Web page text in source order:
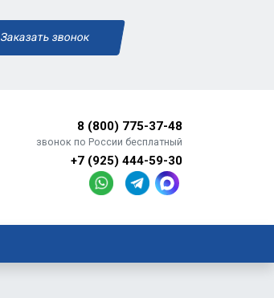
Заказать звонок
8 (800) 775-37-48
звонок по России бесплатный
+7 (925) 444-59-30